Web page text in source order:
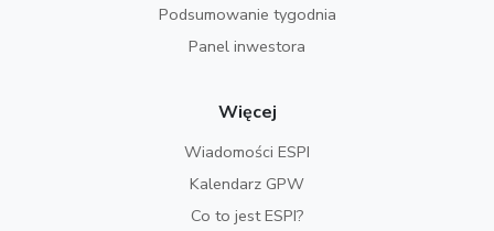
Podsumowanie tygodnia
Panel inwestora
Więcej
Wiadomości ESPI
Kalendarz GPW
Co to jest ESPI?